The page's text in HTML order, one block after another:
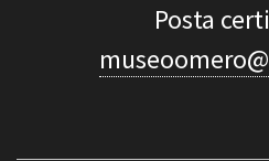
Posta